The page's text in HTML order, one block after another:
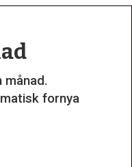
månad.
fornya